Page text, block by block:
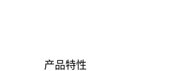
产品特性